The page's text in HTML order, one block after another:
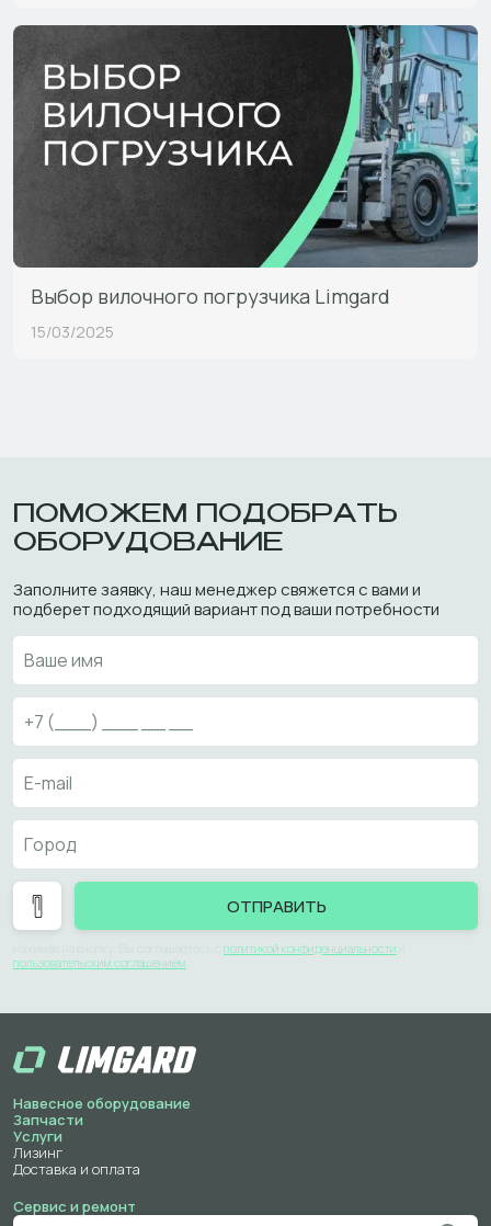
Выбор вилочного погрузчика Limgard
15/03/2025
ПОМОЖЕМ ПОДОБРАТЬ
ОБОРУДОВАНИЕ
Заполните заявку, наш менеджер свяжется с вами и
подберет подходящий вариант под ваши потребности
ОТПРАВИТЬ
Нажимая на кнопку, Вы соглашаетесь с политикой конфиденциальности
пользовательским соглашением
Навесное оборудование
Запчасти
Услуги
Лизинг
Доставка и оплата
Сервис и ремонт